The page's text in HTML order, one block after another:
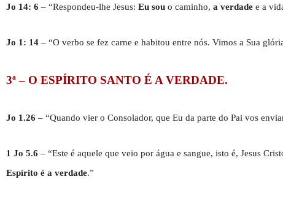
Jo 14: 6 – “Respondeu-lhe Jesus: Eu sou o caminho, a verdade e a
Jo 1: 14 – “O verbo se fez carne e habitou entre nós. Vimos a Sua
3ª – O ESPÍRITO SANTO É A VERDADE.
Jo 1.26 – “Quando vier o Consolador, que Eu da parte do Pai vos
1 Jo 5.6 – “Este é aquele que veio por água e sangue, isto é, Jesus
Espírito é a verdade.”